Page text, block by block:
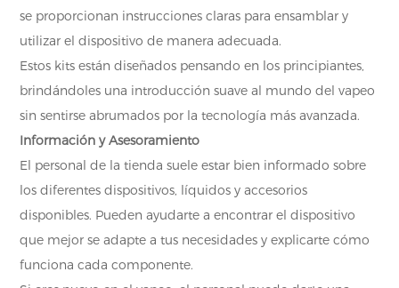
se proporcionan instrucciones claras para ensamblar y
utilizar el dispositivo de manera adecuada.
Estos kits están diseñados pensando en los principiantes,
brindándoles una introducción suave al mundo del vapeo
sin sentirse abrumados por la tecnología más avanzada.
Información y Asesoramiento
El personal de la tienda suele estar bien informado sobre
los diferentes dispositivos, líquidos y accesorios
disponibles. Pueden ayudarte a encontrar el dispositivo
que mejor se adapte a tus necesidades y explicarte cómo
funciona cada componente.